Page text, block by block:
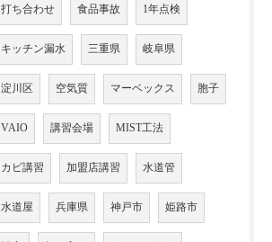
打ち合わせ 食品事故 1年点検
キッチン漏水 三重県 岐阜県
淀川区 空気質 マーベックス 胞子
VAIO 講習会場 MIST工法
カビ講習 加盟店講習 水道管
水道屋 兵庫県 神戸市 姫路市